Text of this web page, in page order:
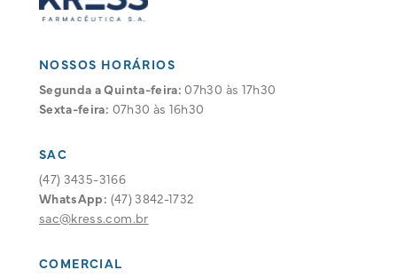
NOSSOS HORÁRIOS
Segunda a Quinta-feira: 07h30 às 17h30
Sexta-feira: 07h30 às 16h30
SAC
(47) 3435-3166
WhatsApp: (47) 3842-1732
sac@kress.com.br
COMERCIAL